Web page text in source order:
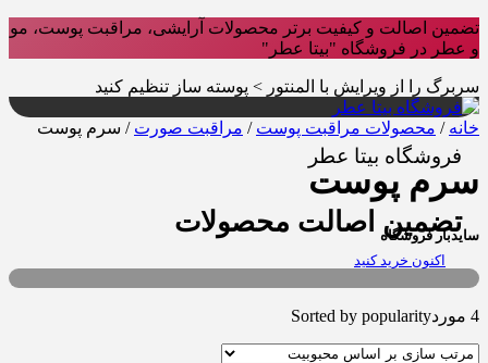
تضمین اصالت و کیفیت برتر محصولات آرایشی، مراقبت پوست، مو
و عطر در فروشگاه "بیتا عطر"
سربرگ را از ویرایش با المنتور > پوسته ساز تنظیم کنید
خانه / محصولات مراقبت پوست / مراقبت صورت / سرم پوست
سرم پوست
سایدبار فروشگاه
فروشگاه بیتا عطر
تضمین اصالت محصولات
اکنون خرید کنید
4 مورد Sorted by popularity